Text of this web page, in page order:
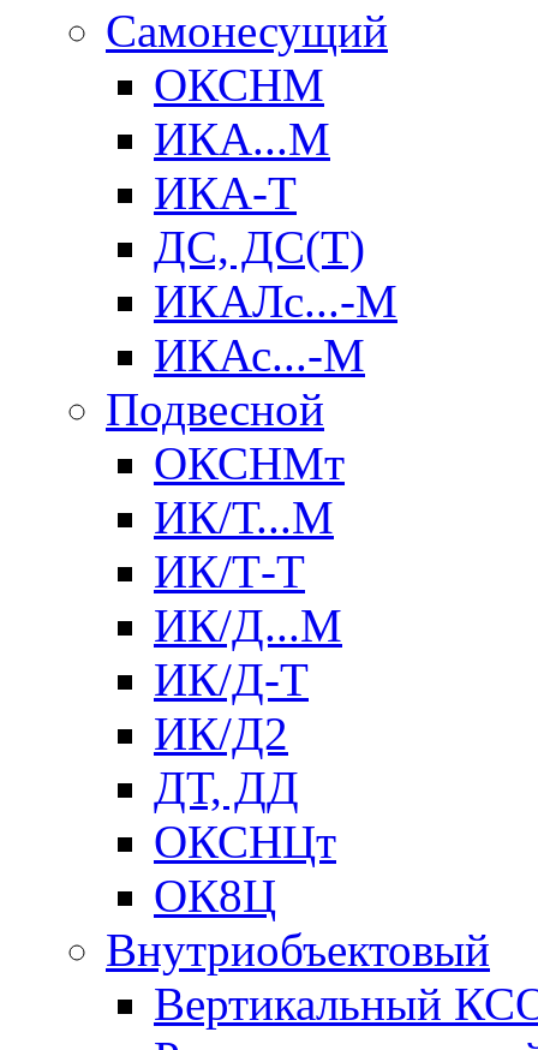
Самонесущий
ОКСНМ
ИКА...М
ИКА-Т
ДС, ДС(Т)
ИКАЛс...-М
ИКАс...-М
Подвесной
ОКСНМт
ИК/Т...М
ИК/Т-Т
ИК/Д...М
ИК/Д-Т
ИК/Д2
ДТ, ДД
ОКСНЦт
ОК8Ц
Внутриобъектовый
Вертикальный